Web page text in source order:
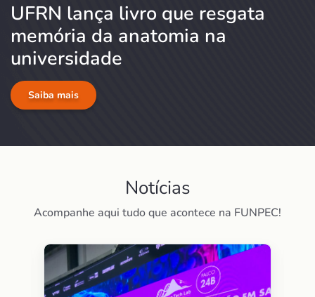
UFRN lança livro que resgata
memória da anatomia na
universidade
Saiba mais
Notícias
Acompanhe aqui tudo que acontece na FUNPEC!